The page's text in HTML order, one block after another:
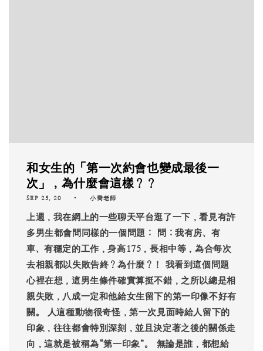
和女生的「第一次約會也變成最後一
次」，為什麼會這樣？？
SEP 25, 20 小喬老師
上週，我在網上的一些聊天平台逛了一下，看見有許
多男生都會問同樣的一個問題： 問：我有房、有
車、有穩定的工作，身高175，長相中等，為合每次
去相親都以失敗告終？為什麼？！ 我看到這個問題
心裡在想，這男生條件確實算挺不錯，之所以總是相
親失敗，八成一定和他給女生留下的第一印像不好有
關。 人這種動物很奇怪，第一次見面時給人留下的
印象，往往都會特別深刻，並且決定著之後的關係走
向，這就是被稱為“第一印象”。 無論是誰，都想給